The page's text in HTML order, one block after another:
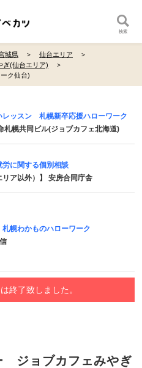
検索
城県
仙台エリア
(仙台エリア)
ク仙台)
レッスン 札幌新卒応援ハローワーク
札幌共同ビル(ジョブカフェ北海道)
に関する個別相談
リア以外）】 安房合同庁舎
幌わかものハローワーク
終了致しました。
ジョブカフェみやぎ